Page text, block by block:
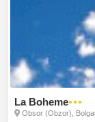
La Boheme●●●
Obsor (Obzor),